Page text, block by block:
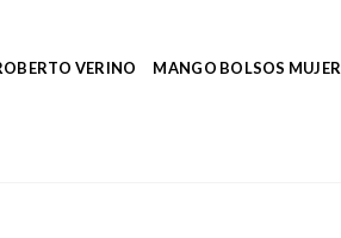
VERINO MANGO BOLSOS MUJER